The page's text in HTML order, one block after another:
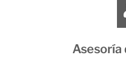
Asesoría